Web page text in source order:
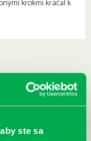
ste sa
krokmi kráčal k